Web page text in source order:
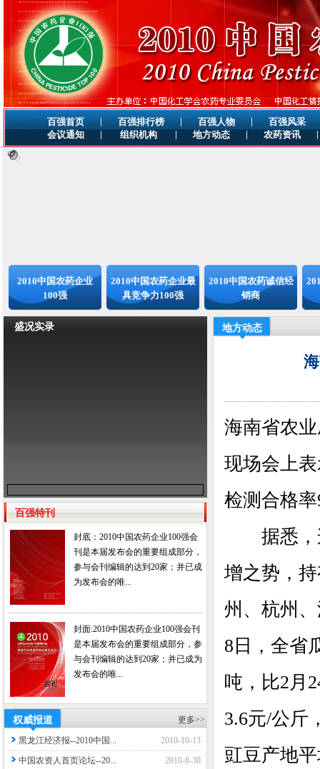
百强首页 | 百强排行榜 | 百强人物 |
百强风采
会议通知
| 组织机构 | 地方动态 | 农药资讯 |
2010中国农药企业
100强
2010中国农药企业最
具竞争力100强
2010中国农药诚信经
销商
盛况实录
百强特刊
封底：2010中国农药企业100强会
刊是本届发布会的重要组成部分，
参与会刊编辑的达到20家；并已成
为发布会的唯...
封面:2010中国农药企业100强会刊
是本届发布会的重要组成部分，参
与会刊编辑的达到20家；并已成为
发布会的唯...
权威报道 更多>>
黑龙江经济报--2010中国...
2010-10-13
中国农资人首页论坛--20...
2010-8-30
地方动态
海南省农
现场会上
检测合格
据悉，连
增之势，
州、杭州
8日，全省
吨，比2月
3.6元/公斤
豇豆产地